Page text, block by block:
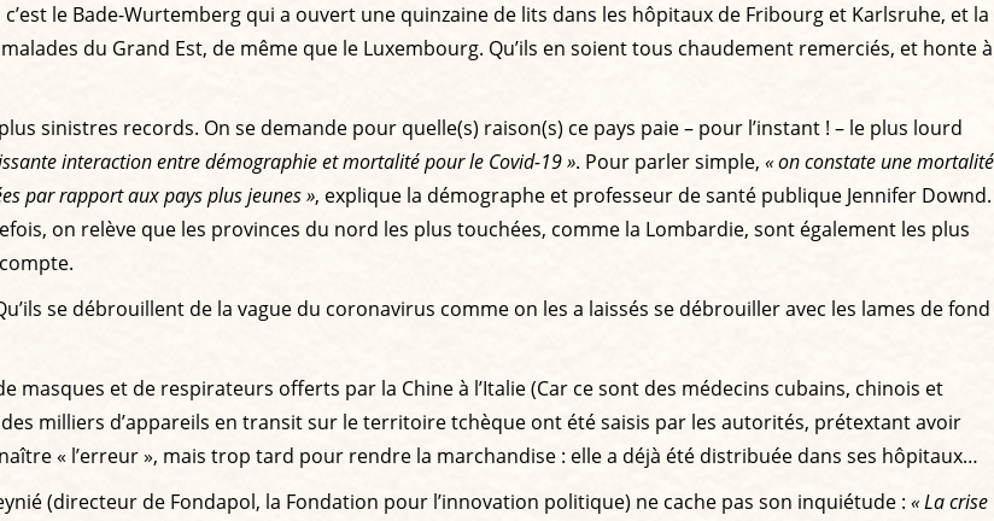
le Bade-Wurtemberg qui a ouvert une quinzaine de lits dans les hôpitaux de Fribourg et Karlsruhe, et la
du Grand Est, de même que le Luxembourg. Qu’ils en soient tous chaudement remerciés, et honte à
sinistres records. On se demande pour quelle(s) raison(s) ce pays paie – pour l’instant ! – le plus lourd
interaction entre démographie et mortalité pour le Covid-19 ». Pour parler simple, « on constate une mortalité
par rapport aux pays plus jeunes », explique la démographe et professeur de santé publique Jennifer Downd.
on relève que les provinces du nord les plus touchées, comme la Lombardie, sont également les plus
se débrouillent de la vague du coronavirus comme on les a laissés se débrouiller avec les lames de fond
masques et de respirateurs offerts par la Chine à l’Italie (Car ce sont des médecins cubains, chinois et
milliers d’appareils en transit sur le territoire tchèque ont été saisis par les autorités, prétextant avoir
« l’erreur », mais trop tard pour rendre la marchandise : elle a déjà été distribuée dans ses hôpitaux…
(directeur de Fondapol, la Fondation pour l’innovation politique) ne cache pas son inquiétude : « La crise